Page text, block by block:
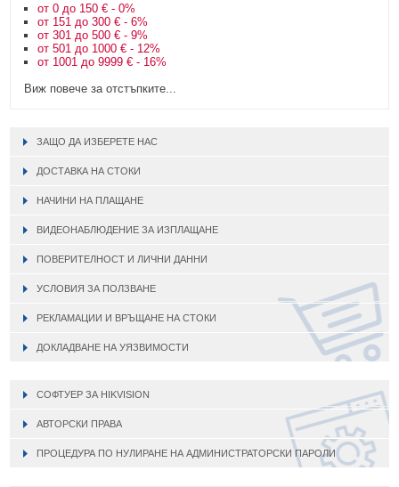
от 0 до 150 € - 0%
от 151 до 300 € - 6%
от 301 до 500 € - 9%
от 501 до 1000 € - 12%
от 1001 до 9999 € - 16%
Виж повече за отстъпките...
ЗАЩО ДА ИЗБЕРЕТЕ НАС
ДОСТАВКА НА СТОКИ
НАЧИНИ НА ПЛАЩАНЕ
ВИДЕОНАБЛЮДЕНИЕ ЗА ИЗПЛАЩАНЕ
ПОВЕРИТЕЛНОСТ И ЛИЧНИ ДАННИ
УСЛОВИЯ ЗА ПОЛЗВАНЕ
РЕКЛАМАЦИИ И ВРЪЩАНЕ НА СТОКИ
ДОКЛАДВАНЕ НА УЯЗВИМОСТИ
СОФТУЕР ЗА HIKVISION
АВТОРСКИ ПРАВА
ПРОЦЕДУРА ПО НУЛИРАНЕ НА АДМИНИСТРАТОРСКИ ПАРОЛИ